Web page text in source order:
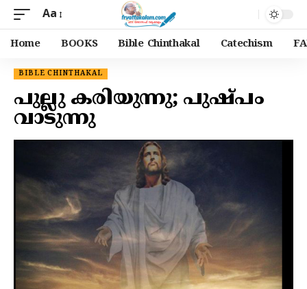
Aa
Home BOOKS Bible Chinthakal Catechism
BIBLE CHINTHAKAL
പുല്ലു കരിയുന്നു; പുഷ്പം
വാടുന്നു